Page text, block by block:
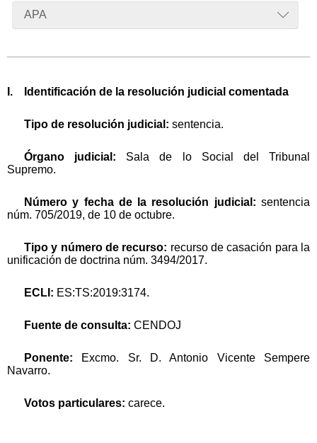
APA
I. Identificación de la resolución judicial comentada
Tipo de resolución judicial: sentencia.
Órgano judicial: Sala de lo Social del Tribunal
Supremo.
Número y fecha de la resolución judicial: sentencia
núm. 705/2019, de 10 de octubre.
Tipo y número de recurso: recurso de casación para la
unificación de doctrina núm. 3494/2017.
ECLI: ES:TS:2019:3174.
Fuente de consulta: CENDOJ
Ponente: Excmo. Sr. D. Antonio Vicente Sempere
Navarro.
Votos particulares: carece.